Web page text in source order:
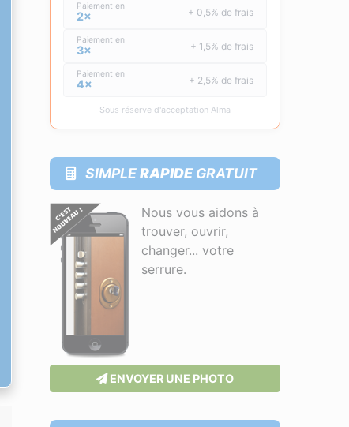
Paiement en
2× + 0,5% de frais
Paiement en
3× + 1,5% de frais
Paiement en
4× + 2,5% de frais
Sous réserve d'acceptation Alma
SIMPLERAPIDEGRATUIT
Nous vous aidons à
trouver, ouvrir,
changer... votre
serrure.
ENVOYER UNE PHOTO